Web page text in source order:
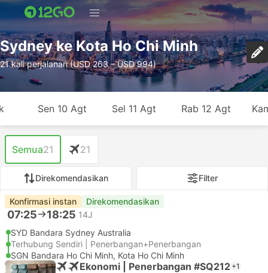
Sydney ke Kota Ho Chi Minh
21 kali perjalanan (USD 263 – USD 994)
Sen 10 Agt Sel 11 Agt Rab 12 Agt
Semua21 21
Direkomendasikan Filter
Konfirmasi instan Direkomendasikan
07:25 18:25 14J
SYD Bandara Sydney Australia
Terhubung Sendiri | Penerbangan+Penerbangan
SGN Bandara Ho Chi Minh, Kota Ho Chi Minh
Ekonomi | Penerbangan #SQ212 +1